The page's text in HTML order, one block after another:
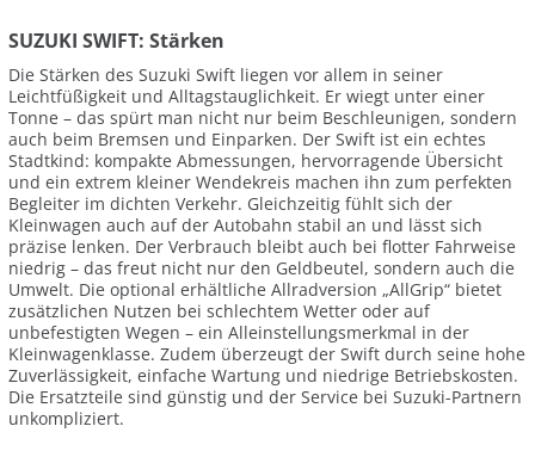
SUZUKI SWIFT: Stärken
Die Stärken des Suzuki Swift liegen vor allem in seiner
Leichtfüßigkeit und Alltagstauglichkeit. Er wiegt unter einer
Tonne – das spürt man nicht nur beim Beschleunigen, sondern
auch beim Bremsen und Einparken. Der Swift ist ein echtes
Stadtkind: kompakte Abmessungen, hervorragende Übersicht
und ein extrem kleiner Wendekreis machen ihn zum perfekten
Begleiter im dichten Verkehr. Gleichzeitig fühlt sich der
Kleinwagen auch auf der Autobahn stabil an und lässt sich
präzise lenken. Der Verbrauch bleibt auch bei flotter Fahrweise
niedrig – das freut nicht nur den Geldbeutel, sondern auch die
Umwelt. Die optional erhältliche Allradversion „AllGrip“ bietet
zusätzlichen Nutzen bei schlechtem Wetter oder auf
unbefestigten Wegen – ein Alleinstellungsmerkmal in der
Kleinwagenklasse. Zudem überzeugt der Swift durch seine hohe
Zuverlässigkeit, einfache Wartung und niedrige Betriebskosten.
Die Ersatzteile sind günstig und der Service bei Suzuki-Partnern
unkompliziert.